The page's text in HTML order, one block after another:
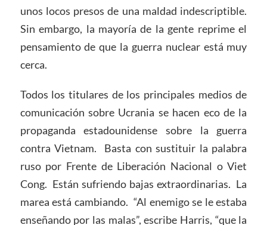
unos locos presos de una maldad indescriptible.
Sin embargo, la mayoría de la gente reprime el
pensamiento de que la guerra nuclear está muy
cerca.
Todos los titulares de los principales medios de
comunicación sobre Ucrania se hacen eco de la
propaganda estadounidense sobre la guerra
contra Vietnam. Basta con sustituir la palabra
ruso por Frente de Liberación Nacional o Viet
Cong. Están sufriendo bajas extraordinarias. La
marea está cambiando. “Al enemigo se le estaba
enseñando por las malas”, escribe Harris, “que la